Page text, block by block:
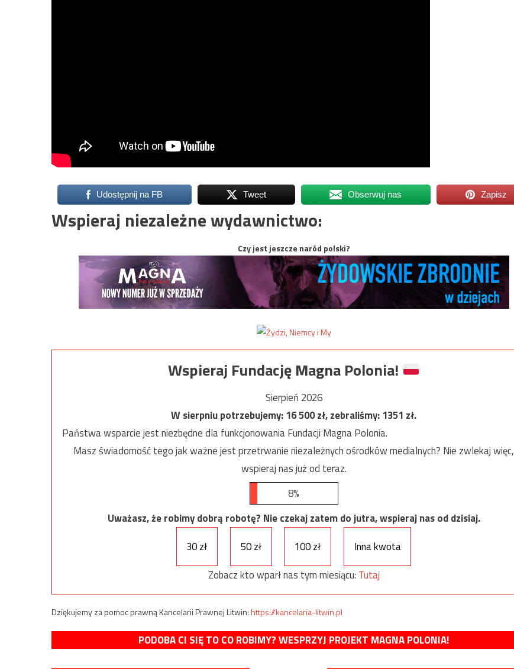
Udostępnij na FB Tweet Obserwuj nas Zapisz
Wspieraj niezależne wydawnictwo:
Czy jest jeszcze naród polski?
Wspieraj Fundację Magna Polonia!
Sierpień 2026
W sierpniu potrzebujemy:16 500zł, zebraliśmy:1351 zł.
Państwa wsparcie jest niezbędne dla funkcjonowania Fundacji Magna Polonia.
Masz świadomość tego jak ważne jest przetrwanie niezależnych ośrodków medialnych? Nie zwlekaj więc,
wspieraj nas już od teraz.
8%
Uważasz, że robimy dobrą robotę? Nie czekaj zatem do jutra, wspieraj nas od dzisiaj.
30 zł
50 zł 100 zł
Inna kwota
Zobacz kto wparł nas tym miesiącu: Tutaj
Dziękujemy za pomoc prawną Kancelarii Prawnej Litwin:https://kancelaria-litwin.pl
PODOBA CI SIĘ TO CO ROBIMY? WESPRZYJ PROJEKT MAGNA POLONIA!